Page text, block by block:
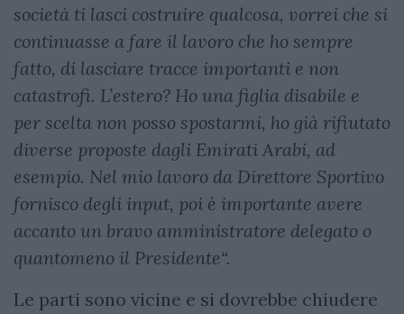
società ti lasci costruire qualcosa, vorrei che si
continuasse a fare il lavoro che ho sempre
fatto, di lasciare tracce importanti e non
catastrofi. L’estero? Ho una figlia disabile e
per scelta non posso spostarmi, ho già rifiutato
diverse proposte dagli Emirati Arabi, ad
esempio. Nel mio lavoro da Direttore Sportivo
fornisco degli input, poi è importante avere
accanto un bravo amministratore delegato o
quantomeno il Presidente“.
Le parti sono vicine e si dovrebbe chiudere